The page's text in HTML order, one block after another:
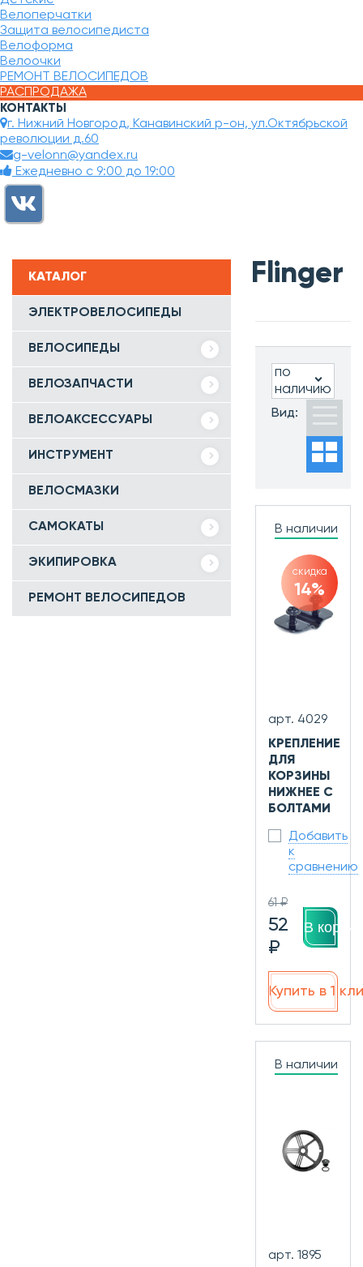
Велоперчатки
Защита велосипедиста
Велоформа
Велоочки
РЕМОНТ ВЕЛОСИПЕДОВ
РАСПРОДАЖА
КОНТАКТЫ
г. Нижний Новгород, Канавинский р-он, ул.Октябрьской
революции д.60
g-velonn@yandex.ru
Ежедневно с 9:00 до 19:00
КАТАЛОГ
ЭЛЕКТРОВЕЛОСИПЕДЫ
ВЕЛОСИПЕДЫ
ВЕЛОЗАПЧАСТИ
ВЕЛОАКСЕССУАРЫ
ИНСТРУМЕНТ
ВЕЛОСМАЗКИ
САМОКАТЫ
ЭКИПИРОВКА
РЕМОНТ ВЕЛОСИПЕДОВ
Flinger
по
наличию
Вид:
В наличии
скидка
14%
арт. 4029
КРЕПЛЕНИЕ
ДЛЯ
КОРЗИНЫ
НИЖНЕЕ С
БОЛТАМИ
Добавить
к
сравнению
61 ₽
52
₽
В
Купить в 1
В наличии
арт. 1895